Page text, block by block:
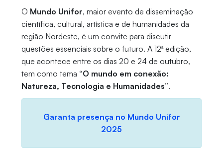
O Mundo Unifor, maior evento de disseminação
científica, cultural, artística e de humanidades da
região Nordeste, é um convite para discutir
questões essenciais sobre o futuro. A 12ª edição,
que acontece entre os dias 20 e 24 de outubro,
tem como tema “O mundo em conexão:
Natureza, Tecnologia e Humanidades”.
Garanta presença no Mundo Unifor
2025